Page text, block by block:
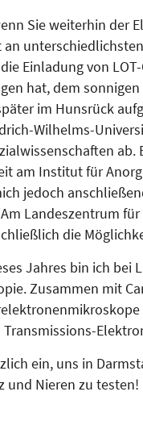
Sie weiterhin
Einladung von
hat, dem
im Hunsrück
Wilhelms-
am Institut für
jedoch
Landeszentrum
die
Jahres bin ich bei
Zusammen mit
Transmissions-
ein, uns in
und Nieren zu testen!